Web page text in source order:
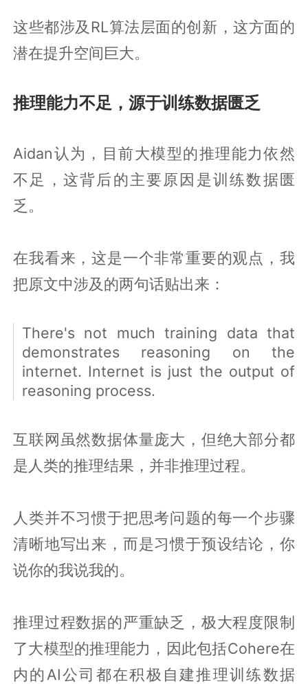
这些都涉及RL算法层面的创新，这方面的
潜在提升空间巨大。
推理能力不足，源于训练数据匮乏
Aidan认为，目前大模型的推理能力依然
不足，这背后的主要原因是训练数据匮
乏。
在我看来，这是一个非常重要的观点，我
把原文中涉及的两句话贴出来：
There's not much training data that
demonstrates reasoning on the
internet. Internet is just the output of
reasoning process.
互联网虽然数据体量庞大，但绝大部分都
是人类的推理结果，并非推理过程。
人类并不习惯于把思考问题的每一个步骤
清晰地写出来，而是习惯于预设结论，你
说你的我说我的。
推理过程数据的严重缺乏，极大程度限制
了大模型的推理能力，因此包括Cohere在
内的AI公司都在积极自建推理训练数据